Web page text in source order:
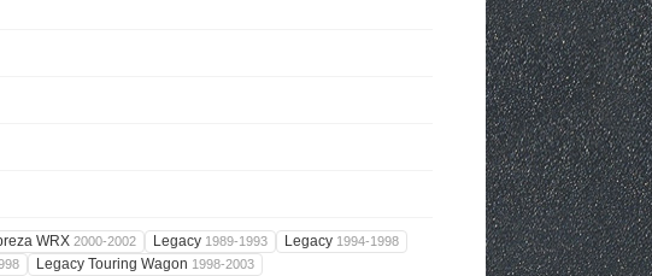
WRX 2000-2002 Legacy 1989-1993 Legacy 1994-1998
Legacy Touring Wagon 1998-2003